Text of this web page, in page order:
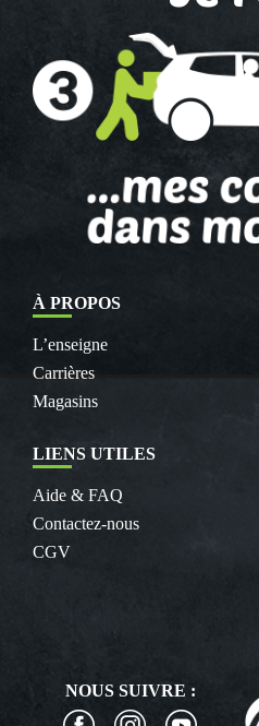
À PROPOS
L’enseigne
Carrières
Magasins
LIENS UTILES
Aide & FAQ
Contactez-nous
CGV
NOUS SUIVRE :